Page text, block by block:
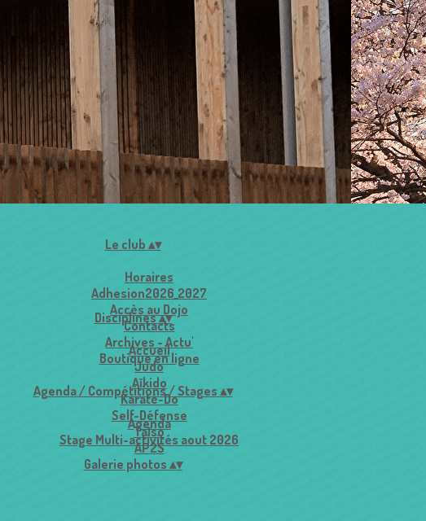
Accueil▴▾
Le club ▴▾
Horaires
Adhesion2026_2027
Accès au Dojo
Contacts
Archives - Actu'
Boutique en ligne
Disciplines▴▾
Accueil
Judo
Aïkido
Karaté-Do
Self-Défense
Taïso
AP2S
Agenda / Compétitions / Stages ▴▾
Agenda
Stage Multi-activités aout 2026
Galerie photos ▴▾